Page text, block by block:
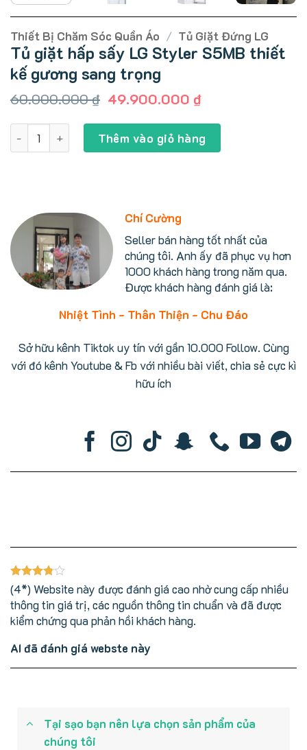
Thiết Bị Chăm Sóc Quần Áo / Tủ Giặt Đứng LG
Tủ giặt hấp sấy LG Styler S5MB thiết
kế gương sang trọng
60.000.000₫ Giá
là:
60.000.000 ₫.
49.900.000 ₫Giá
tại
là:
49.900.000 ₫.
Tủ giặt hấp sấy LG Styler S5MB thiết kế gương sang trọng
Thêm vào giỏ hàng
Chí Cường
Seller bán hàng tốt nhất của
chúng tôi. Anh ấy đã phục vụ hơn
1000 khách hàng trong năm qua.
Được khách hàng đánh giá là:
Nhiệt Tình - Thân Thiện - Chu Đáo
Sở hữu kênh Tiktok uy tín với gần 10.000 Follow. Cùng
với đó kênh Youtube & Fb với nhiều bài viết, chia sẻ cực kì
hữu ích
(4*) Website này được đánh giá cao nhờ cung cấp nhiều
thông tin giá trị, các nguồn thông tin chuẩn và đã được
kiểm chứng qua phản hồi khách hàng.
AI đã đánh giá webste này
Tại sạo bạn nên lựa chọn sản phẩm của
chúng tôi